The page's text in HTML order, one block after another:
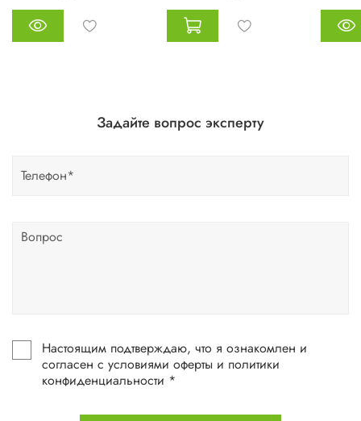
Задайте вопрос эксперту
Настоящим подтверждаю, что я ознакомлен и
согласен с условиями оферты и политики
конфиденциальности *